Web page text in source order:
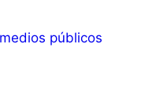
públicos